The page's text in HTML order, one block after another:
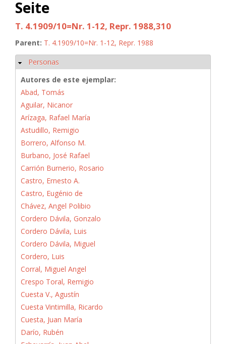
Seite
T. 4.1909/10=Nr. 1-12, Repr. 1988,310
Parent: T. 4.1909/10=Nr. 1-12, Repr. 1988
Ocultar
Personas
Autores de este ejemplar:
Abad, Tomás
Aguilar, Nicanor
Arízaga, Rafael María
Astudillo, Remigio
Borrero, Alfonso M.
Burbano, José Rafael
Carrión Burnerio, Rosario
Castro, Ernesto A.
Castro, Eugénio de
Chávez, Angel Polibio
Cordero Dávila, Gonzalo
Cordero Dávila, Luis
Cordero Dávila, Miguel
Cordero, Luis
Corral, Miguel Angel
Crespo Toral, Remigio
Cuesta V., Agustín
Cuesta Vintimilla, Ricardo
Cuesta, Juan María
Darío, Rubén